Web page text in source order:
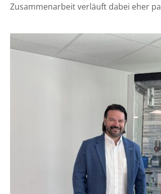
Zusammenarbeit verläuft dabei eher